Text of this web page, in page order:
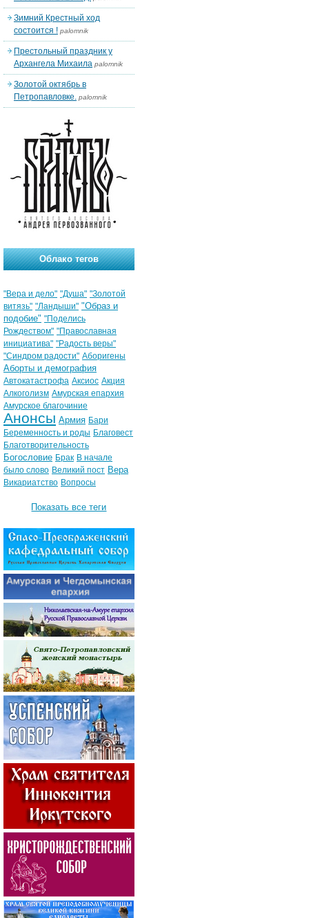
Зимний Крестный ход
состоится ! palomnik
Престольный праздник у
Архангела Михаила palomnik
Золотой октябрь в
Петропавловке. palomnik
Облако тегов
"Вера и дело" "Душа" "Золотой
витязь" "Ландыши" "Образ и
подобие" "Поделись
Рождеством" "Православная
инициатива" "Радость веры"
"Синдром радости" Аборигены
Аборты и демография
Автокатастрофа Аксиос Акция
Алкоголизм Амурская епархия
Амурское благочиние
Анонсы Армия Бари
Беременность и роды Благовест
Благотворительность
Богословие Брак В начале
было слово Великий пост Вера
Викариатство Вопросы
Показать все теги